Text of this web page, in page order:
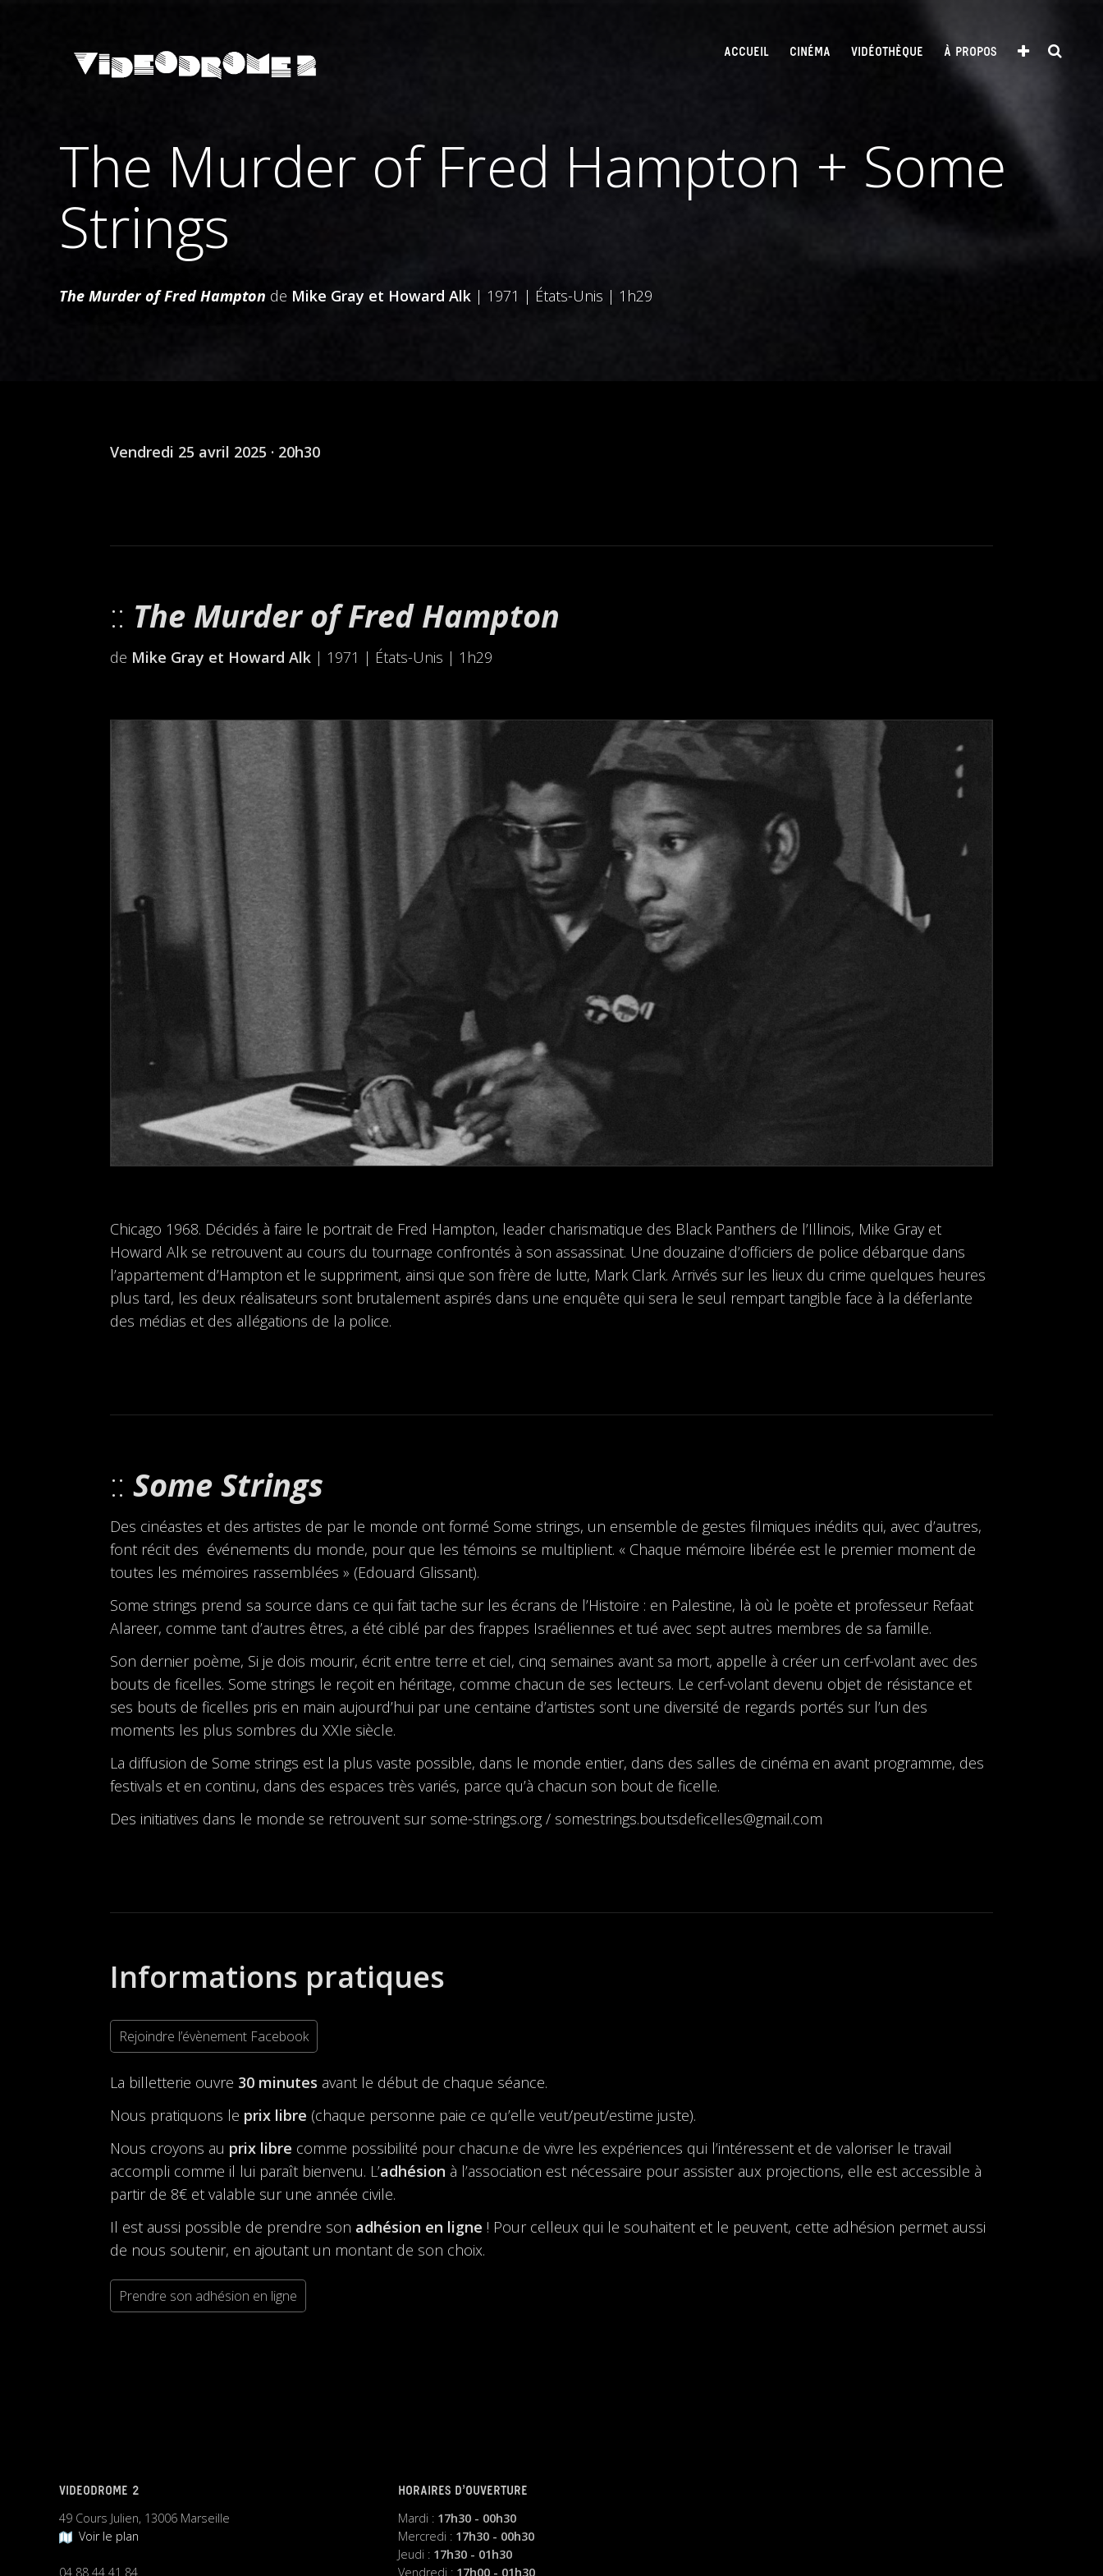
ACCUEIL CINÉMA VIDÉOTHÈQUE À PROPOS
The Murder of Fred Hampton + Some
Strings
The Murder of Fred Hampton de Mike Gray et Howard Alk | 1971 | États-Unis | 1h29
Vendredi 25 avril 2025 · 20h30
The Murder of Fred Hampton
de Mike Gray et Howard Alk | 1971 | États-Unis | 1h29
Chicago 1968. Décidés à faire le portrait de Fred Hampton, leader charismatique des Black Panthers de l’Illinois, Mike Gray et
Howard Alk se retrouvent au cours du tournage confrontés à son assassinat. Une douzaine d’officiers de police débarque dans
l’appartement d’Hampton et le suppriment, ainsi que son frère de lutte, Mark Clark. Arrivés sur les lieux du crime quelques heures
plus tard, les deux réalisateurs sont brutalement aspirés dans une enquête qui sera le seul rempart tangible face à la déferlante
des médias et des allégations de la police.
Some Strings
Des cinéastes et des artistes de par le monde ont formé Some strings, un ensemble de gestes filmiques inédits qui, avec d’autres,
font récit des événements du monde, pour que les témoins se multiplient. « Chaque mémoire libérée est le premier moment de
toutes les mémoires rassemblées » (Edouard Glissant).
Some strings prend sa source dans ce qui fait tache sur les écrans de l’Histoire : en Palestine, là où le poète et professeur Refaat
Alareer, comme tant d’autres êtres, a été ciblé par des frappes Israéliennes et tué avec sept autres membres de sa famille.
Son dernier poème, Si je dois mourir, écrit entre terre et ciel, cinq semaines avant sa mort, appelle à créer un cerf-volant avec des
bouts de ficelles. Some strings le reçoit en héritage, comme chacun de ses lecteurs. Le cerf-volant devenu objet de résistance et
ses bouts de ficelles pris en main aujourd’hui par une centaine d’artistes sont une diversité de regards portés sur l’un des
moments les plus sombres du XXIe siècle.
La diffusion de Some strings est la plus vaste possible, dans le monde entier, dans des salles de cinéma en avant programme, des
festivals et en continu, dans des espaces très variés, parce qu’à chacun son bout de ficelle.
Des initiatives dans le monde se retrouvent sur some-strings.org / somestrings.boutsdeficelles@gmail.com
Informations pratiques
Rejoindre l’évènement Facebook
La billetterie ouvre 30 minutes avant le début de chaque séance.
Nous pratiquons le prix libre (chaque personne paie ce qu’elle veut/peut/estime juste).
Nous croyons au prix libre comme possibilité pour chacun.e de vivre les expériences qui l’intéressent et de valoriser le travail
accompli comme il lui paraît bienvenu. L’adhésion à l’association est nécessaire pour assister aux projections, elle est accessible à
partir de 8€ et valable sur une année civile.
Il est aussi possible de prendre son adhésion en ligne ! Pour celleux qui le souhaitent et le peuvent, cette adhésion permet aussi
de nous soutenir, en ajoutant un montant de son choix.
Prendre son adhésion en ligne
VIDEODROME 2
49 Cours Julien, 13006 Marseille
Voir le plan
04 88 44 41 84
HORAIRES D’OUVERTURE
Mardi : 17h30 - 00h30
Mercredi : 17h30 - 00h30
Jeudi : 17h30 - 01h30
Vendredi : 17h00 - 01h30